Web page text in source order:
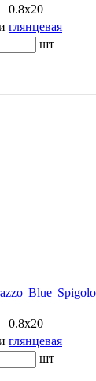
0.8x20
глянцевая
шт
Blue
0.8x20
глянцевая
шт